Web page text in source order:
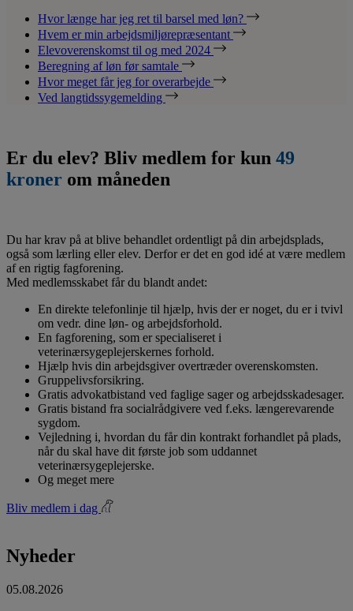
Hvor længe har jeg ret til barsel med løn?
Hvem er min arbejdsmiljørepræsentant
Elevoverenskomst til og med 2024
Beregning af løn før samtale
Hvor meget får jeg for overarbejde
Ved langtidssygemelding
Er du elev? Bliv medlem for kun 49
kroner om måneden
Du har krav på at blive behandlet ordentligt på din arbejdsplads,
også som lærling eller elev. Derfor er det en god idé at være medlem
af en rigtig fagforening.
Med medlemsskabet får du blandt andet:
En direkte telefonlinje til hjælp, hvis der er noget, du er i tvivl
om vedr. dine løn- og arbejdsforhold.
En fagforening, som er specialiseret i
veterinærsygeplejerskernes forhold.
Hjælp hvis din arbejdsgiver overtræder overenskomsten.
Gruppelivsforsikring.
Gratis advokatbistand ved faglige sager og arbejdsskadesager.
Gratis bistand fra socialrådgivere ved f.eks. længerevarende
sygdom.
Vejledning i, hvordan du får din kontrakt forhandlet på plads,
når du skal have dit første job som uddannet
veterinærsygeplejerske.
Og meget mere
Bliv medlem i dag
Nyheder
05.08.2026